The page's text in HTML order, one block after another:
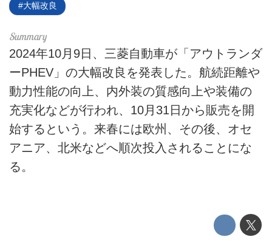
テクノロジー
このメディアについて
運営会社
利用規約
プライバシーポリシー
大幅改良
2024年10月9日、三菱自動車が「アウトランダ
ーPHEV」の大幅改良を発表した。航続距離や
動力性能の向上、内外装の質感向上や装備の
充実化などが行われ、10月31日から販売を開
始するという。来春には欧州、その後、オセ
アニア、北米などへ順次投入されることにな
る。